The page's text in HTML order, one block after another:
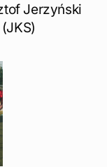
Jerzyński